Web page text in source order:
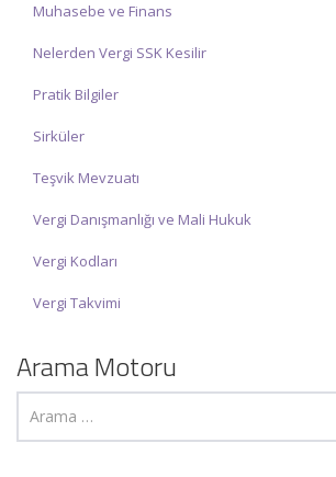
Muhasebe ve Finans
Nelerden Vergi SSK Kesilir
Pratik Bilgiler
Sirküler
Teşvik Mevzuatı
Vergi Danışmanlığı ve Mali Hukuk
Vergi Kodları
Vergi Takvimi
Arama Motoru